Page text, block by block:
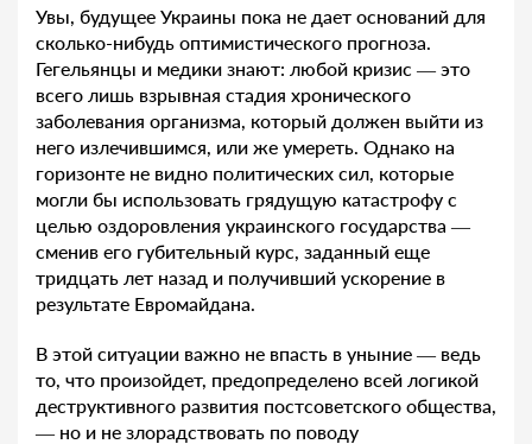
Увы, будущее Украины пока не дает оснований для
сколько-нибудь оптимистического прогноза.
Гегельянцы и медики знают: любой кризис — это
всего лишь взрывная стадия хронического
заболевания организма, который должен выйти из
него излечившимся, или же умереть. Однако на
горизонте не видно политических сил, которые
могли бы использовать грядущую катастрофу с
целью оздоровления украинского государства —
сменив его губительный курс, заданный еще
тридцать лет назад и получивший ускорение в
результате Евромайдана.
В этой ситуации важно не впасть в уныние — ведь
то, что произойдет, предопределено всей логикой
деструктивного развития постсоветского общества,
— но и не злорадствовать по поводу